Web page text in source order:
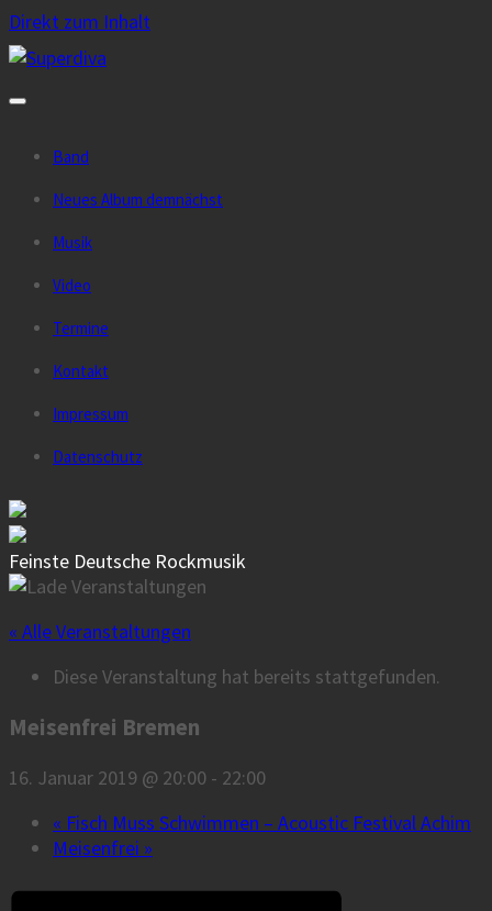
Direkt zum Inhalt
Band
Neues Album demnächst
Musik
Video
Termine
Kontakt
Impressum
Datenschutz
Feinste Deutsche Rockmusik
« Alle Veranstaltungen
Diese Veranstaltung hat bereits stattgefunden.
Meisenfrei Bremen
16. Januar 2019 @ 20:00 - 22:00
« Fisch Muss Schwimmen – Acoustic Festival Achim
Meisenfrei »